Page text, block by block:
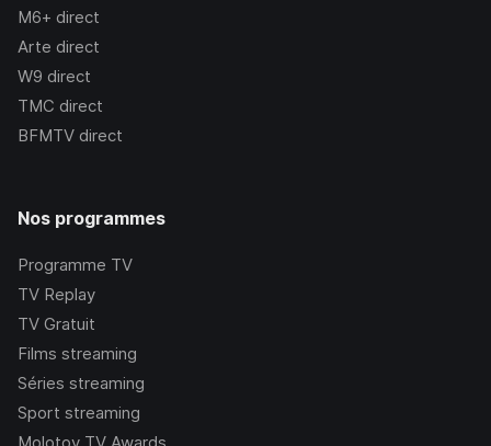
M6+ direct
Arte direct
W9 direct
TMC direct
BFMTV direct
Nos programmes
Programme TV
TV Replay
TV Gratuit
Films streaming
Séries streaming
Sport streaming